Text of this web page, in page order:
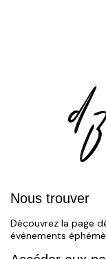
Nous trouver
Découvrez la page
événements